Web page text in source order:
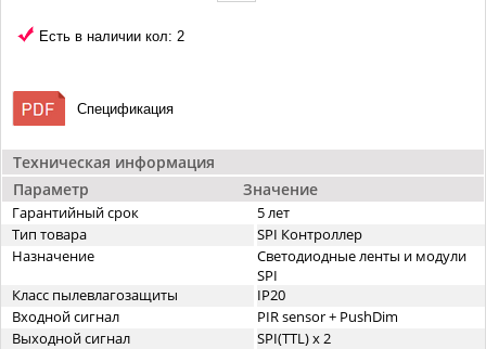
Техническая информация
Параметр
Значение
Гарантийный срок
5 лет
Тип товара
SPI Контроллер
Назначение
Светодиодные ленты и модули
SPI
Класс пылевлагозащиты
IP20
Входной сигнал
PIR sensor + PushDim
Выходной сигнал
SPI(TTL) x 2
Есть в наличии кол: 2
Спецификация